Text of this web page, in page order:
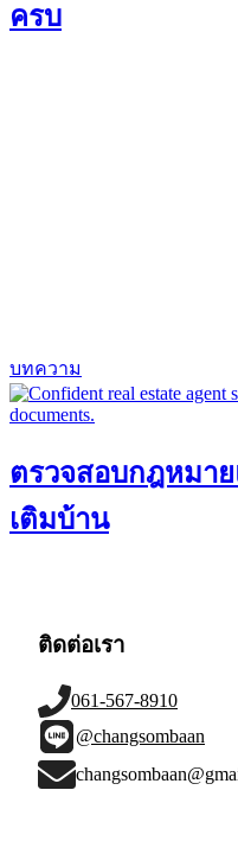
ครบ
บทความ
ตรวจสอบกฎหมา
เติมบ้าน
ติดต่อเรา
061-567-8910
@changsombaan